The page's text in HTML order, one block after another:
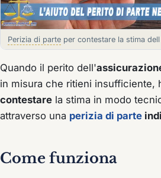
Perizia di parte per contestare la stima
Quando il perito dell'
in misura che ritieni insufficiente,
contestare la stima in modo
attraverso una perizia di parte
Come funziona